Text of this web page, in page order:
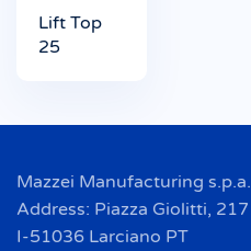
Lift Top
25
Mazzei Manufacturing s.p.a.
Address: Piazza Giolitti, 217
I-51036 Larciano PT